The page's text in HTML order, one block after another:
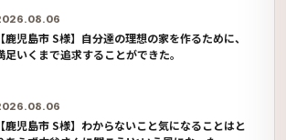
【鹿児島市 S様】自分達の理想の家を作るために、
足いくまで追求することができた。
【鹿児島市 S様】わからないこと気になることはと